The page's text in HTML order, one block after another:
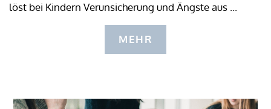
löst bei Kindern Verunsicherung und Ängste aus ...
MEHR